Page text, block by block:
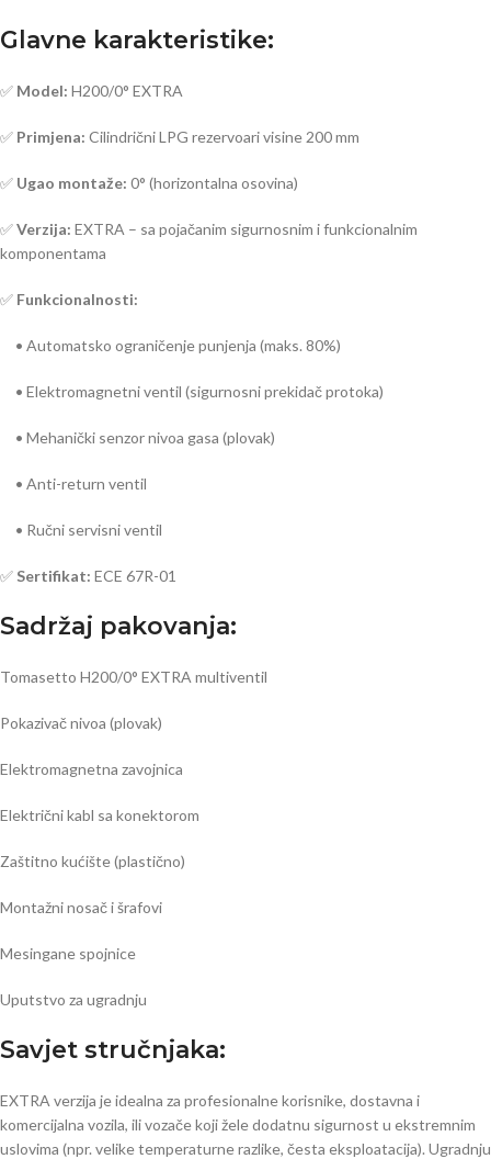
Glavne karakteristike:
✅ Model: H200/0° EXTRA
✅ Primjena: Cilindrični LPG rezervoari visine 200 mm
✅ Ugao montaže: 0° (horizontalna osovina)
✅Verzija: EXTRA – sa pojačanim sigurnosnim i funkcionalnim
komponentama
✅ Funkcionalnosti:
• Automatsko ograničenje punjenja (maks. 80%)
• Elektromagnetni ventil (sigurnosni prekidač protoka)
• Mehanički senzor nivoa gasa (plovak)
• Anti-return ventil
• Ručni servisni ventil
✅ Sertifikat: ECE 67R-01
Sadržaj pakovanja:
Tomasetto H200/0° EXTRA multiventil
Pokazivač nivoa (plovak)
Elektromagnetna zavojnica
Električni kabl sa konektorom
Zaštitno kućište (plastično)
Montažni nosač i šrafovi
Mesingane spojnice
Uputstvo za ugradnju
Savjet stručnjaka:
EXTRA verzija je idealna za profesionalne korisnike, dostavna i
komercijalna vozila, ili vozače koji žele dodatnu sigurnost u ekstremnim
uslovima (npr. velike temperaturne razlike, česta eksploatacija). Ugradnju